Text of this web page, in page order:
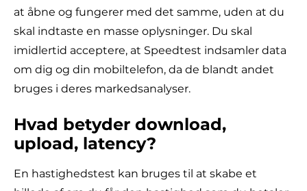
at åbne og fungerer med det samme, uden at du
skal indtaste en masse oplysninger. Du skal
imidlertid acceptere, at Speedtest indsamler data
om dig og din mobiltelefon, da de blandt andet
bruges i deres markedsanalyser.
Hvad betyder download,
upload, latency?
En hastighedstest kan bruges til at skabe et